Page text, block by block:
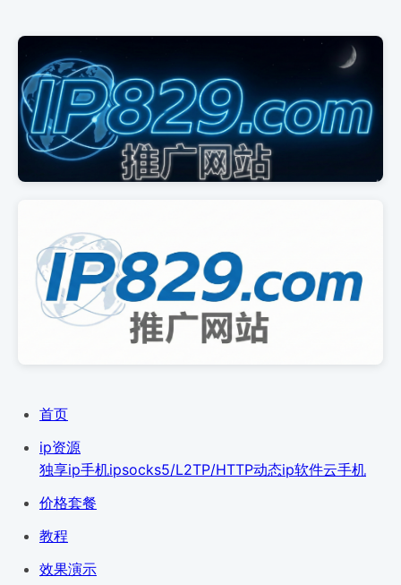
首页
ip资源
独享ip手机ipsocks5/L2TP/HTTP动态ip软件云手机
价格套餐
教程
效果演示